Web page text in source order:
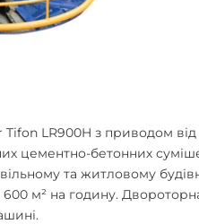
LR900H з приводом
цементно-бетонних
та житловому
600 м² на годину.